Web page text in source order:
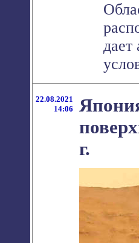
22.08.2021
14:06
г.